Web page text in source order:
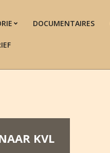
DOCUMENTAIRES
KVL